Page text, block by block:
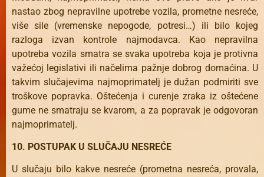
nastao zbog nepravilne upotrebe vozila, prometne nesreće,
više sile (vremenske nepogode, potresi…) ili bilo kojeg
razloga izvan kontrole najmodavca. Kao nepravilna
upotreba vozila smatra se svaka upotreba koja je protivna
važećoj legislativi ili načelima pažnje dobrog domaćina. U
takvim slučajevima najmoprimatelj je dužan podmiriti sve
troškove popravka. Oštećenja i curenje zraka iz oštećene
gume ne smatraju se kvarom, a za popravak je odgovoran
najmoprimatelj.
10. POSTUPAK U SLUČAJU NESREĆE
U slučaju bilo kakve nesreće (prometna nesreća, provala,